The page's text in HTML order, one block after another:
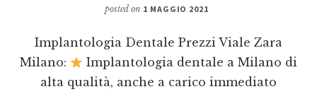
posted on 1 MAGGIO 2021
Implantologia Dentale Prezzi Viale Zara
Milano:
Implantologia dentale a Milano di
alta qualità, anche a carico immediato